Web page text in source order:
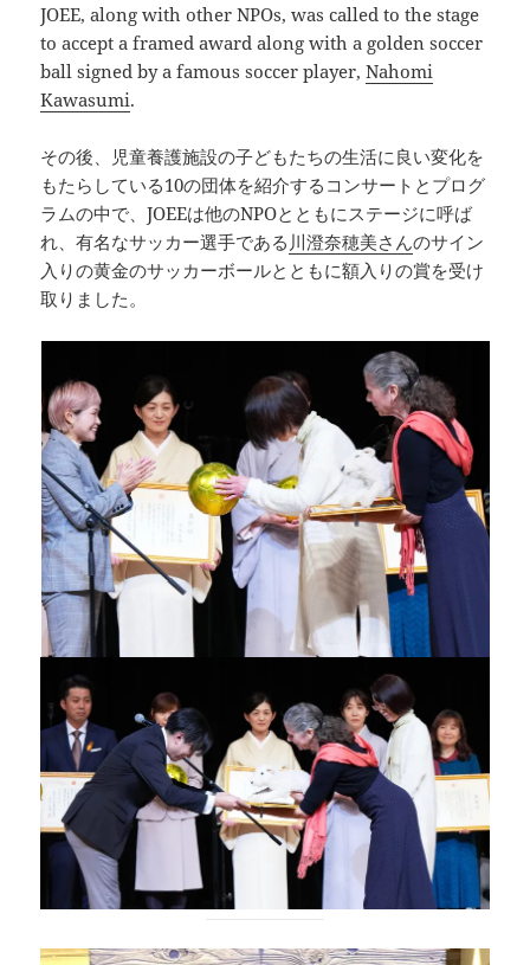
JOEE, along with other NPOs, was called to the stage
to accept a framed award along with a golden soccer
ball signed by a famous soccer player,Nahomi
Kawasumi.
その後、児童養護施設の子どもたちの生活に良い変化を
もたらしている10の団体を紹介するコンサートとプログ
ラムの中で、JOEEは他のNPOとともにステージに呼ば
れ、有名なサッカー選手である 川澄奈穂美さんのサイン
入りの黄金のサッカーボールとともに額入りの賞を受け
取りました。